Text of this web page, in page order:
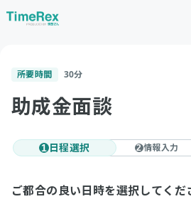
所要時間 30分
助成金面談
1 日程選択 2情報入力
ご都合の良い日時を選択してくだ